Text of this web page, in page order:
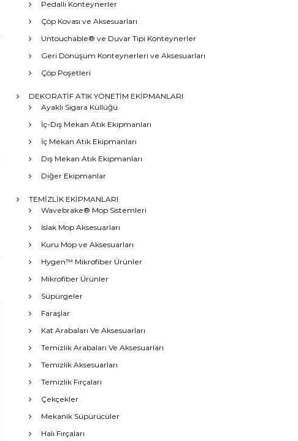
Pedallı Konteynerler
Çöp Kovası ve Aksesuarları
Untouchable® ve Duvar Tipi Konteynerler
Geri Dönüşüm Konteynerleri ve Aksesuarları
Çöp Poşetleri
DEKORATİF ATIK YÖNETİM EKİPMANLARI
Ayaklı Sigara Küllüğü
İç-Dış Mekan Atık Ekipmanları
İç Mekan Atık Ekipmanları
Dış Mekan Atık Ekipmanları
Diğer Ekipmanlar
TEMİZLİK EKİPMANLARI
Wavebrake® Mop Sistemleri
Islak Mop Aksesuarları
Kuru Mop ve Aksesuarları
Hygen™ Mikrofiber Ürünler
Mikrofiber Ürünler
Süpürgeler
Faraşlar
Kat Arabaları Ve Aksesuarları
Temizlik Arabaları Ve Aksesuarları
Temizlik Aksesuarları
Temizlik Fırçaları
Çekçekler
Mekanik Süpürücüler
Halı Fırçaları